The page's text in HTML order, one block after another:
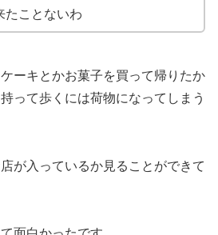
たことないわ
ーキとかお菓子を買って帰りたか
って歩くには荷物になってしまう
が入っているか見ることができて